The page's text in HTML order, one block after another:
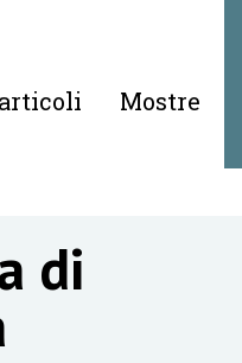
Mostre
di